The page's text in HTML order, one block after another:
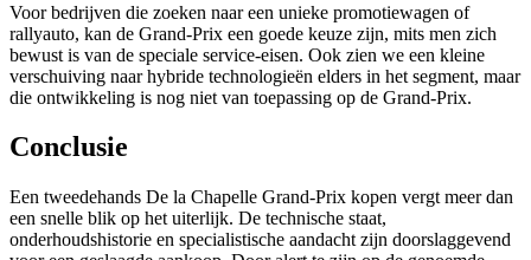
Voor bedrijven die zoeken naar een unieke promotiewagen of
rallyauto, kan de Grand-Prix een goede keuze zijn, mits men zich
bewust is van de speciale service-eisen. Ook zien we een kleine
verschuiving naar hybride technologieën elders in het segment, maar
die ontwikkeling is nog niet van toepassing op de Grand-Prix.
Conclusie
Een tweedehands De la Chapelle Grand-Prix kopen vergt meer dan
een snelle blik op het uiterlijk. De technische staat,
onderhoudshistorie en specialistische aandacht zijn doorslaggevend